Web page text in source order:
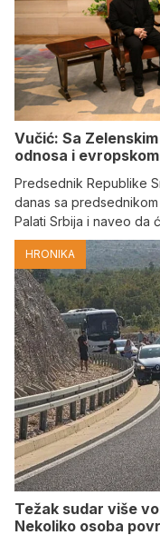
Vučić: Sa
odnosa i
Predsednik Republike
danas sa
Palati Srbija i naveo da
HRONIKA
Težak sudar više
Nekoliko osoba